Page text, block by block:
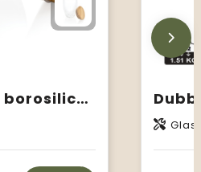
Dubbelwandig borosilicaatglas met bamboe deksel 250ml set